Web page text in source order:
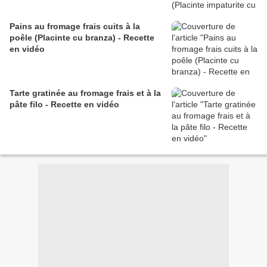
Pains au fromage frais cuits à la
poêle (Placinte cu branza) - Recette
en vidéo
Tarte gratinée au fromage frais et à la
pâte filo - Recette en vidéo